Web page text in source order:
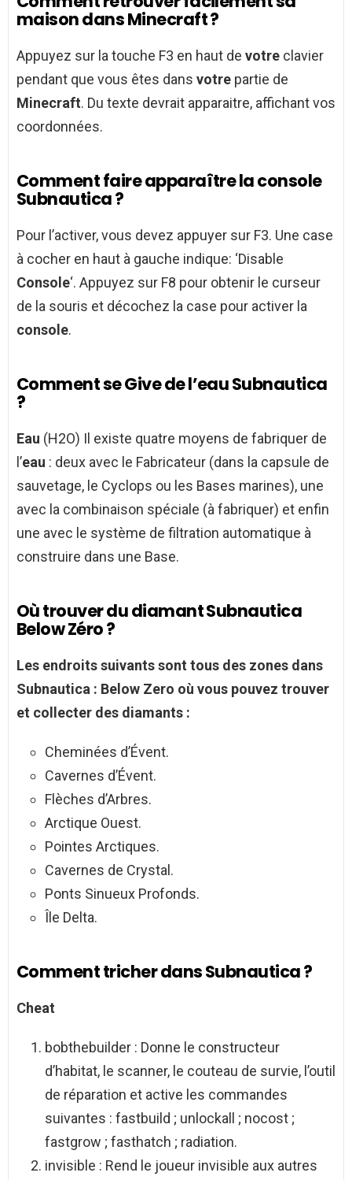
maison dans Minecraft ?
Appuyez sur la touche F3 en haut de votre clavier
pendant que vous êtes dans votre partie de
Minecraft. Du texte devrait apparaitre, affichant vos
coordonnées.
Comment faire apparaître la console
Subnautica ?
Pour l’activer, vous devez appuyer sur F3. Une case
à cocher en haut à gauche indique: ‘Disable
Console‘. Appuyez sur F8 pour obtenir le curseur
de la souris et décochez la case pour activer la
console.
Comment se Give de l’eau Subnautica
?
Eau (H2O) Il existe quatre moyens de fabriquer de
l’eau : deux avec le Fabricateur (dans la capsule de
sauvetage, le Cyclops ou les Bases marines), une
avec la combinaison spéciale (à fabriquer) et enfin
une avec le système de filtration automatique à
construire dans une Base.
Où trouver du diamant Subnautica
Below Zéro ?
Les endroits suivants sont tous des zones dans
Subnautica : Below Zero où vous pouvez trouver
et collecter des diamants :
Cheminées d’Évent.
Cavernes d’Évent.
Flèches d’Arbres.
Arctique Ouest.
Pointes Arctiques.
Cavernes de Crystal.
Ponts Sinueux Profonds.
Île Delta.
Comment tricher dans Subnautica ?
Cheat
bobthebuilder : Donne le constructeur
d’habitat, le scanner, le couteau de survie, l’outil
de réparation et active les commandes
suivantes : fastbuild ; unlockall ; nocost ;
fastgrow ; fasthatch ; radiation.
invisible : Rend le joueur invisible aux autres